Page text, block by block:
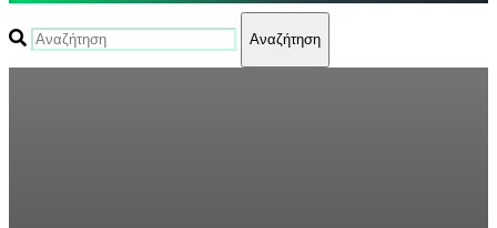
ES
FI
Αναζήτηση